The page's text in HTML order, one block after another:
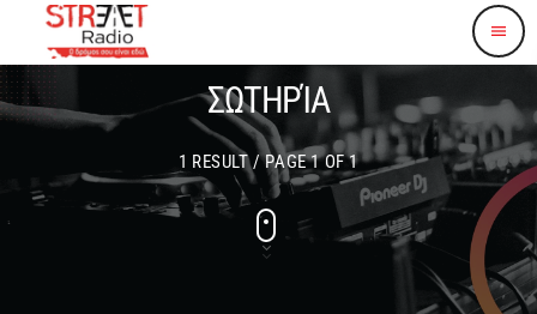
menu
ΣΩΤΗΡΊΑ
1 RESULT / PAGE 1 OF 1